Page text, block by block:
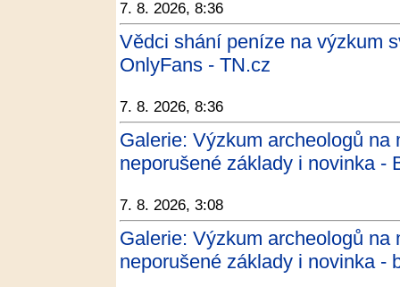
7. 8. 2026, 8:36
Vědci shání peníze na výzkum
OnlyFans - TN.cz
7. 8. 2026, 8:36
Galerie: Výzkum archeologů
neporušené základy i novinka -
7. 8. 2026, 3:08
Galerie: Výzkum archeologů
neporušené základy i novinka -